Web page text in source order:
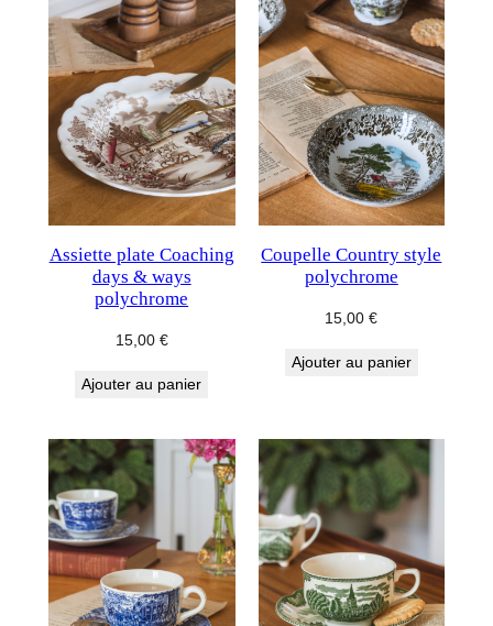
Assiette plate Coaching
days & ways
polychrome
15,00 €
Ajouter au panier
Coupelle Country style
polychrome
15,00€
Ajouter au panier